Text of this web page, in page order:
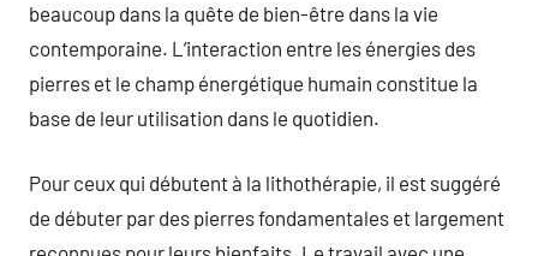
beaucoup dans la quête de bien-être dans la vie
contemporaine. L’interaction entre les énergies des
pierres et le champ énergétique humain constitue la
base de leur utilisation dans le quotidien.
Pour ceux qui débutent à la lithothérapie, il est suggéré
de débuter par des pierres fondamentales et largement